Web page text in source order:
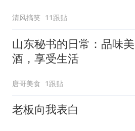
清风搞笑 11跟贴
山东秘书的日常：品味美
酒，享受生活
唐哥美食 1跟贴
老板向我表白